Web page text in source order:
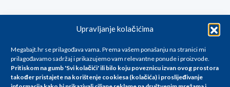
Upravljanje kolačićima
Megabajt.hr se prilagođava vama. Prema vašem ponašanju na stranici mi
prilagođavamo sadržaj i prikazujemo vam relevantne ponude i proizvode.
Pritiskom na gumb 'Svi kolačići' ili bilo koju poveznicu izvan ovog prostora
također pristajete na korištenje cookiesa (kolačića) i proslijeđivanje
Za artikle kojih trenutno nema u ponudi obratite nam se na
info@megabajt.hr. Sve cijene su informativnog karaktera i podložne su